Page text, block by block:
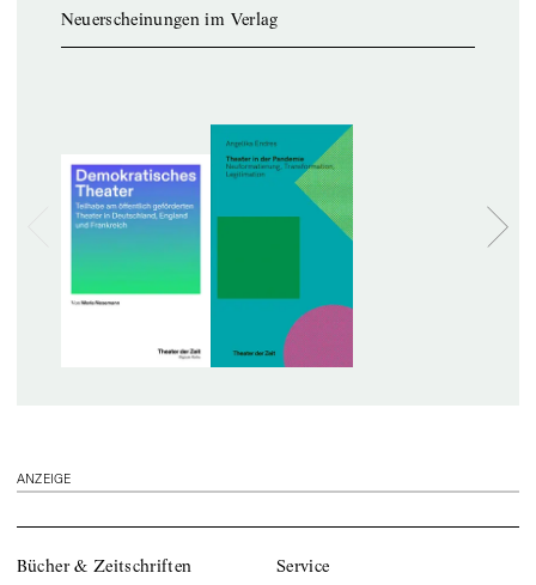
Neuerscheinungen im Verlag
ANZEIGE
Bücher & Zeitschriften Service